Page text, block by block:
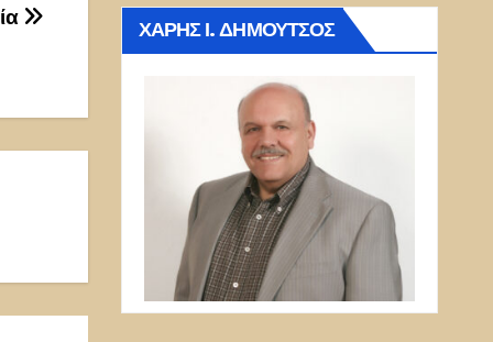
ΧΆΡΗΣ Ι. ΔΗΜΟΎΤΣΟΣ